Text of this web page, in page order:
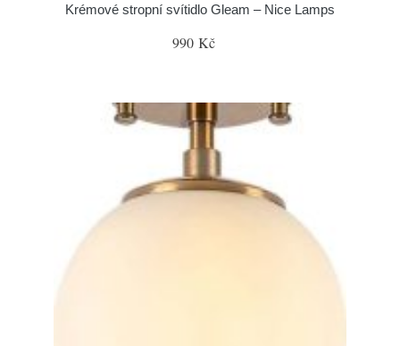
Krémové stropní svítidlo Gleam – Nice Lamps
990 Kč